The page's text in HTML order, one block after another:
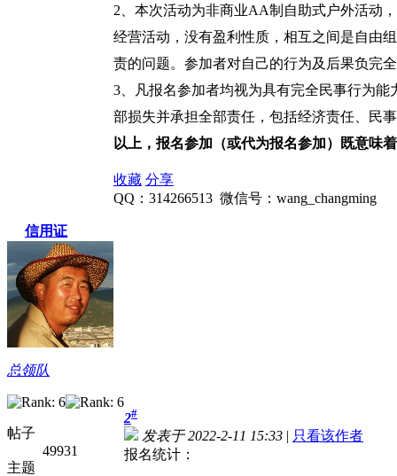
2 、本次活动为非商业AA制自助式户外活动
经营活动，没有盈利性质，相互之间是自由
责的问题。参加者对自己的行为及后果负完
3 、凡报名参加者均视为具有完全民事行为
部损失并承担全部责任，包括经济责任、民
以上，报名参加（或代为报名参加）既意味
收藏 分享
QQ：314266513 微信号：wang_changming
信用证
总领队
帖子
49931
主题
2#
发表于 2022-2-11 15:33 | 只看该作者
报名统计：